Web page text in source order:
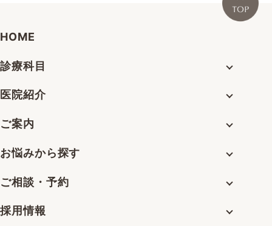
HOME
診療科目
医院紹介
ご案内
お悩みから探す
ご相談・予約
採用情報